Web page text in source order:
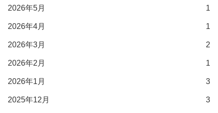
2026年5月 1
2026年4月 1
2026年3月 2
2026年2月 1
2026年1月 3
2025年12月 3